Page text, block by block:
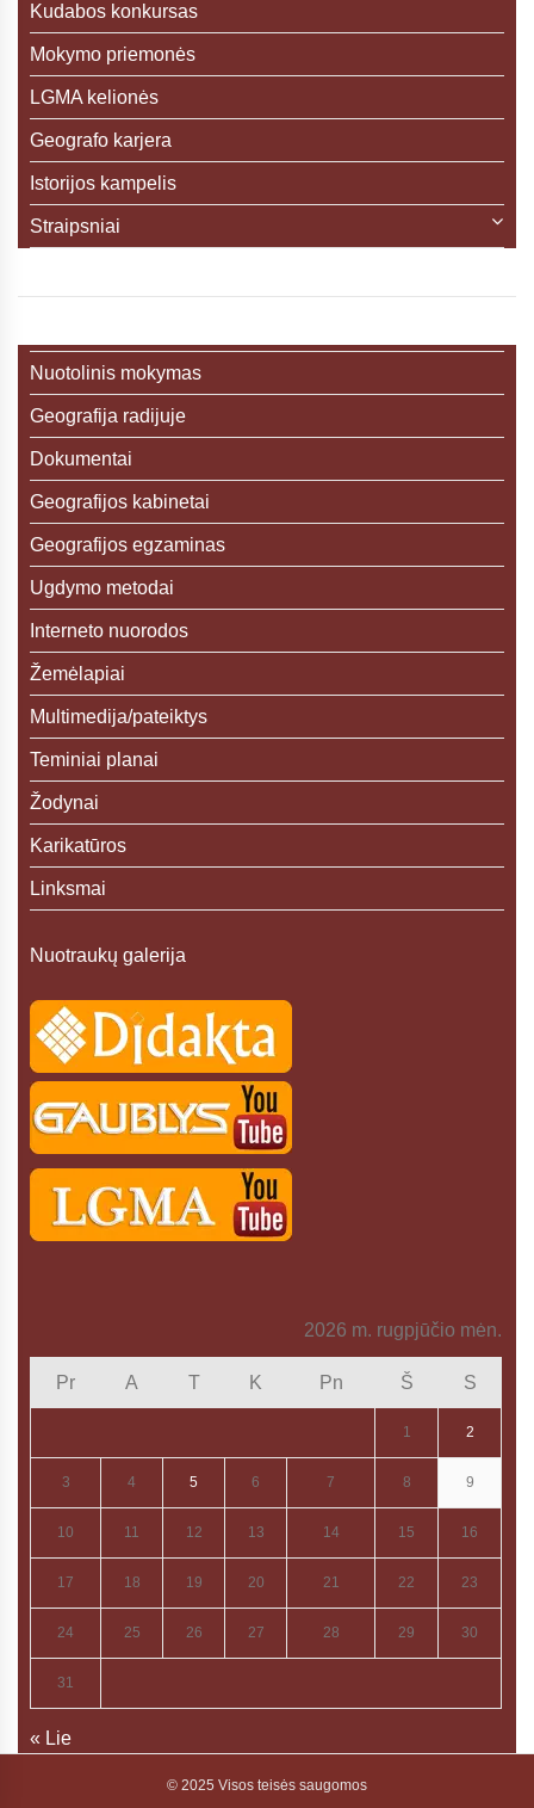
Kudabos konkursas
Mokymo priemonės
LGMA kelionės
Geografo karjera
Istorijos kampelis
Straipsniai
Nuotolinis mokymas
Geografija radijuje
Dokumentai
Geografijos kabinetai
Geografijos egzaminas
Ugdymo metodai
Interneto nuorodos
Žemėlapiai
Multimedija/pateiktys
Teminiai planai
Žodynai
Karikatūros
Linksmai
Nuotraukų galerija
2026 m. rugpjūčio mėn.
Pr A T K Pn Š S
1 2
3 4 5 6 7 8 9
10 11 12 13 14 15 16
17 18 19 20 21 22 23
24 25 26 27 28 29 30
31
« Lie
© 2025 Visos teisės saugomos